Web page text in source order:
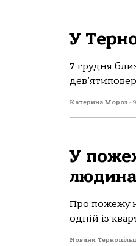
У
7 грудня
Катерина Мороз -
У
людина
Про пожежу
одній із
Новини